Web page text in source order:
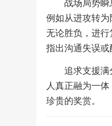
战场局势瞬
例如从进攻转
无论胜负，进
指出沟通失误或
追求支援满
人真正融为一
珍贵的奖赏。